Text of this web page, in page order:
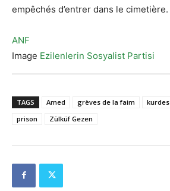
empêchés d’entrer dans le cimetière.
ANF
Image Ezilenlerin Sosyalist Partisi
TAGS Amed grèves de la faim kurdes
prison
Zülküf Gezen